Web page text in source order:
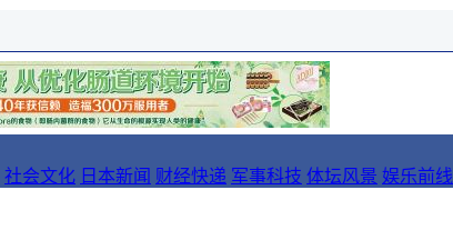
社会文化 日本新闻 财经快递 军事科技 体坛风景 娱乐前线